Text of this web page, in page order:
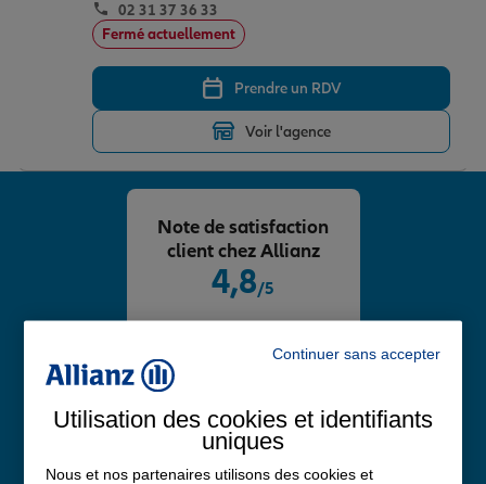
02 31 37 36 33
Fermé actuellement
Prendre un RDV
Voir l'agence
4,8/5
Note de satisfaction
client chez Allianz
Continuer sans accepter
Utilisation des cookies et identifiants
uniques
Nous et nos partenaires utilisons des cookies et